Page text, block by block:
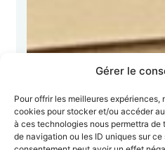
Gérer le
Pour offrir les meilleures
cookies pour stocker et/ou accéder
à ces technologies nous permettra
de navigation ou les ID uniques sur